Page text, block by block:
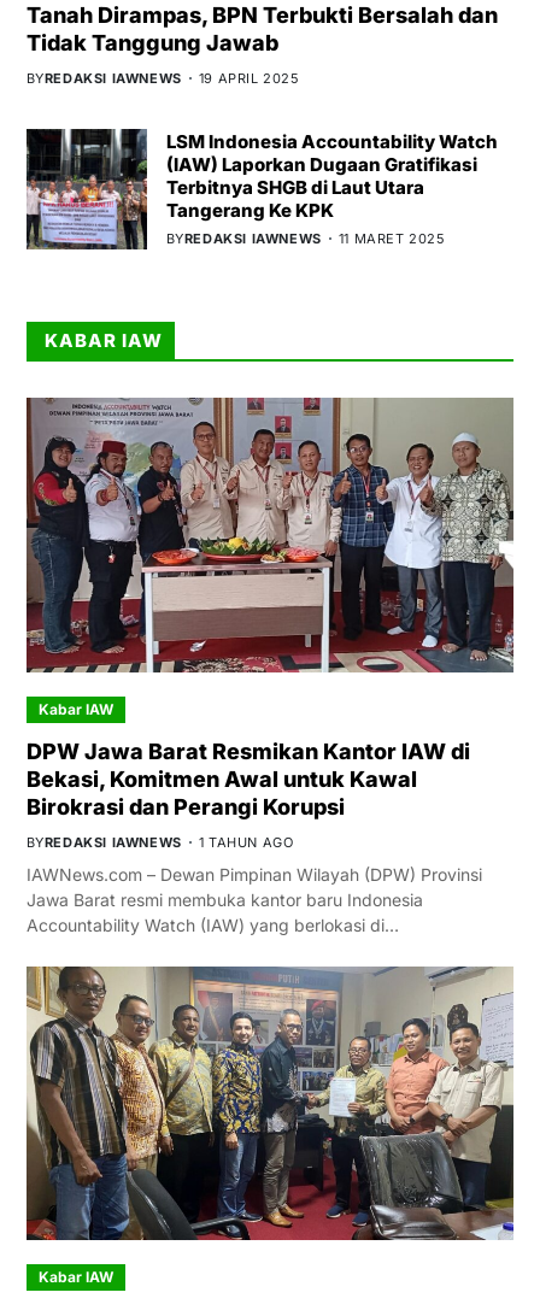
Tanah Dirampas, BPN Terbukti Bersalah dan
Tidak Tanggung Jawab
BYREDAKSI IAWNEWS 19 APRIL 2025
LSM Indonesia Accountability Watch
(IAW) Laporkan Dugaan Gratifikasi
Terbitnya SHGB di Laut Utara
Tangerang Ke KPK
BYREDAKSI IAWNEWS 11 MARET 2025
KABAR IAW
Kabar IAW
DPW Jawa Barat Resmikan Kantor IAW di
Bekasi, Komitmen Awal untuk Kawal
Birokrasi dan Perangi Korupsi
BYREDAKSI IAWNEWS 1 TAHUN AGO
IAWNews.com – Dewan Pimpinan Wilayah (DPW) Provinsi
Jawa Barat resmi membuka kantor baru Indonesia
Accountability Watch (IAW) yang berlokasi di…
Kabar IAW